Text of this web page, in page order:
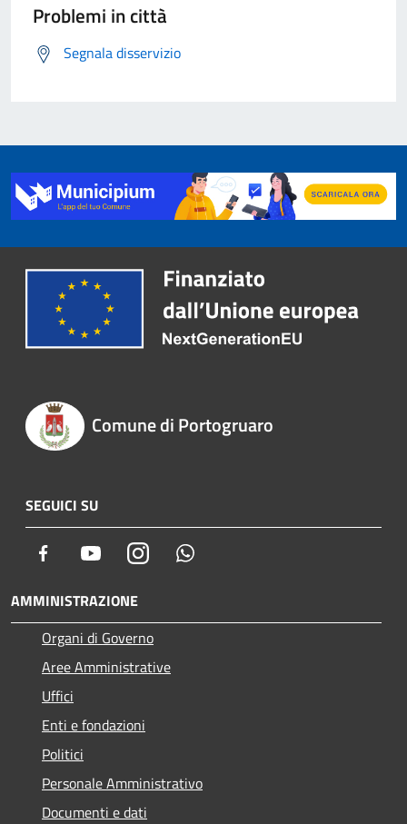
Problemi in città
Segnala disservizio
Comune di Portogruaro
SEGUICI SU
Facebook YoutubeInstagram
AMMINISTRAZIONE
Organi di Governo
Aree Amministrative
Uffici
Enti e fondazioni
Politici
Personale Amministrativo
Documenti e dati